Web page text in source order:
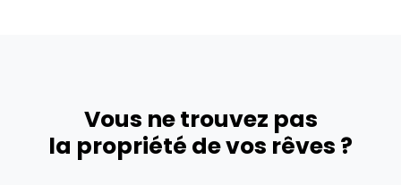
Vous ne trouvez pas
la propriété de vos rêves ?